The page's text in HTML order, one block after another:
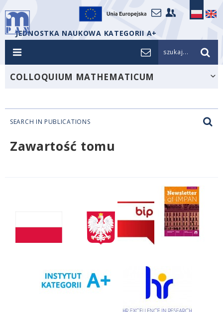
JEDNOSTKA NAUKOWA KATEGORII A+
szukaj...
COLLOQUIUM MATHEMATICUM
SEARCH IN PUBLICATIONS
Zawartość tomu